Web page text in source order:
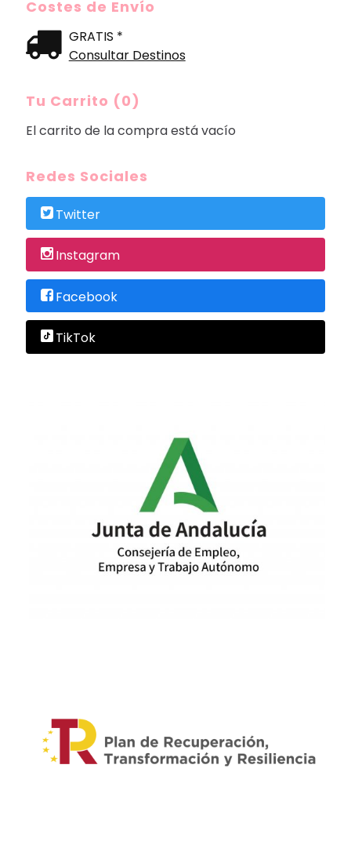
Costes de Envío
GRATIS *
Consultar Destinos
Tu Carrito (0)
El carrito de la compra está vacío
Redes Sociales
Twitter
Instagram
Facebook
TikTok